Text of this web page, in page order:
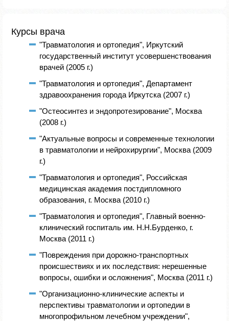
Курсы врача
"Травматология и ортопедия", Иркутский
государственный институт усовершенствования
врачей (2005 г.)
"Травматология и ортопедия", Департамент
здравоохранения города Иркутска (2007 г.)
"Остеосинтез и эндопротезирование", Москва
(2008 г.)
"Актуальные вопросы и современные технологии
в травматологии и нейрохирургии", Москва (2009
г.)
"Травматология и ортопедия", Российская
медицинская академия постдипломного
образования, г. Москва (2010 г.)
"Травматология и ортопедия", Главный военно-
клинический госпиталь им. Н.Н.Бурденко, г.
Москва (2011 г.)
"Повреждения при дорожно-транспортных
происшествиях и их последствия: нерешенные
вопросы, ошибки и осложнения", Москва (2011 г.)
"Организационно-клинические аспекты и
перспективы травматологии и ортопедии в
многопрофильном лечебном учреждении",